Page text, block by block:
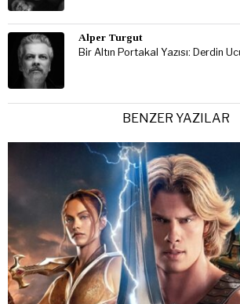
Alper Turgut
Bir Altın Portakal Yazısı: Derdin
BENZER YAZILAR